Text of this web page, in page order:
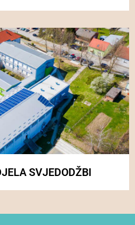
SVJEDODŽBI